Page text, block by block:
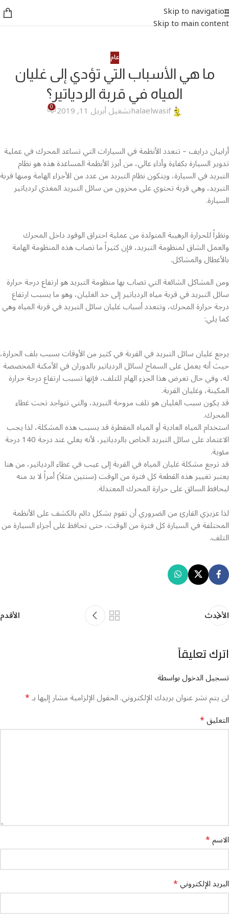
Skip to navigation
Skip to main content
عام
ما هي الأسباب التي تؤدي إلى غليان
المياه في قربة الردياتير؟
halaelwasifتشغيل أبريل 11, 2019 0
أرابيان درايف – تتعدد الأنظمة في السيارات التي تساعد المحرك في عملية
تدوير السيارة بكفاءة وأداء عالي، من أبرز الأنظمة المساعدة هذه هو نظام
التبريد في السيارة، ويتكون نظام التبريد من عدد من الأجزاء الهامة ومنها قربة
التبريد، وهي قربة تحتوي على مخزون من سائل التبريد المغذي لردياتير
السيارة.
ونظراً للحرارة الرهيبة المتولدة من عملية احتراق الوقود داخل المحرك
والعمل الشاق لمنظومة التبريد، فإن كثيراً ما تصاب هذه المنظومة الهامة
بالأعطال والمشاكل.
ومن المشاكل الشائعة التي تصاب بها منظومة التبريد هو ارتفاع درجة حرارة
سائل التبريد في قربة مياه الردياتير إلى حد الغليان، وهو ما يسبب ارتفاع
درجة حرارة المحرك، وتتعدد أسباب غليان سائل التبريد في قربة المياه وهي
كما يلي:
يرجع غليان سائل التبريد في القربة في كثير من الأوقات بسبب بلف الحرارة،
حيث أنه يعمل على السماح لسائل الردياتير بالدوران في الأمكنة المخصصة
له، وفي حال تعرض هذا الجزء الهام للتلف، فإنها تسبب ارتفاع درجة حرارة
المكينة، وغليان القربة.
قد يكون سبب الغليان هو تلف مروحة التبريد، والتي تتواجد تحت غطاء
المحرك.
استخدام المياه العادية أو المياه المقطرة قد يسبب هذه المشكلة، لذا يجب
الاعتماد على سائل التبريد الخاص بالردياتير، لأنه يغلي عند درجة 140 درجة
مئوية.
قد ترجع مشكلة غليان المياه في القربة إلى عيب في غطاء الردياتير، من هنا
يعتبر تغيير هذه القطعة كل فترة من الوقت (سنتين مثلاً) أمراً لا بد منه
ليحافظ السائق على حرارة المحرك المعتدلة.
لذا عزيزي القارئ من الضروري أن تقوم بشكل دائم بالكشف على الأنظمة
المختلفة في السيارة كل فترة من الوقت، حتى تحافظ على أجزاء السيارة من
التلف.
الأحدث الأقدم
اترك تعليقاً
تسجيل الدخول بواسطة
لن يتم نشر عنوان بريدك الإلكتروني.الحقول الإلزامية مشار إليها بـ*
التعليق*
الاسم*
البريد الإلكتروني*